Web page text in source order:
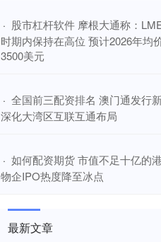
· 股市杠杆软件 摩根大通称：
时期内保持在高位 预计2026年均
3500美元
· 全国前三配资排名 澳门通发行
深化大湾区互联互通布局
· 如何配资期货 市值不足十亿的
物企IPO热度降至冰点
最新文章